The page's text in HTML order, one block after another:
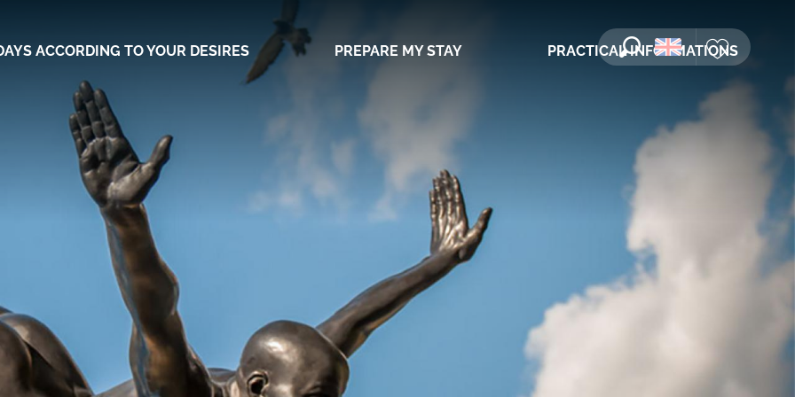
Voir les
Search
ACCORDING TO YOUR DESIRES PREPARE MY STAY PRACTICAL INFORMATIONS